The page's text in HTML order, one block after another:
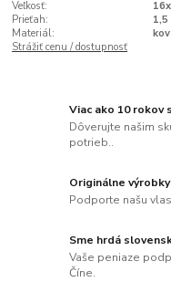
Veľkosť:
Prieťah:
Materiál:
Strážiť cenu / dostupnosť
Viac ako 10 rokov
Dôverujte našim
potrieb..
Originálne
Podporte našu
Sme hrdá
Vaše peniaze
Číne.